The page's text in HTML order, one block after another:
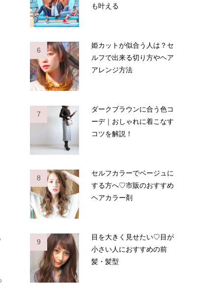
も叶える
6
姫カットが似合う人は？セ
ルフで出来る切り方やヘア
アレンジ方法
7
ダークブラウンに合う色コ
ーデ｜おしゃれに着こなす
コツを解説！
8
セルフカラーでベージュに
する方へ♡市販のおすすめ
ヘアカラー剤
9
目を大きく見せたい♡目が
小さい人におすすめの前
髪・髪型